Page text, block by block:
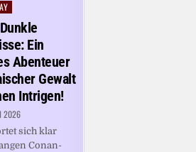
Ein
Abenteuer
Gewalt
Intrigen!
2026
sich klar
Conan-